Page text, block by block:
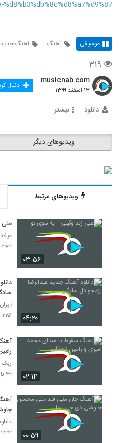
موسیقی آهنگ آهنگ جدید
۳۱۹
musicnab.com
۱۳ اسفند ۱۳۹۹ دنبال
دانلود بیشتر
ویدیوهای دیگر
ویدیوهای مرتبط
۰۳:۵۶
میلاد
۳۸۲ بازدید
۰۴:۲۰
۲۲۵ بازدید
۰۲:۱۴
۳۰ بازدید
۰۰:۵۹
۲۳۳ بازدید